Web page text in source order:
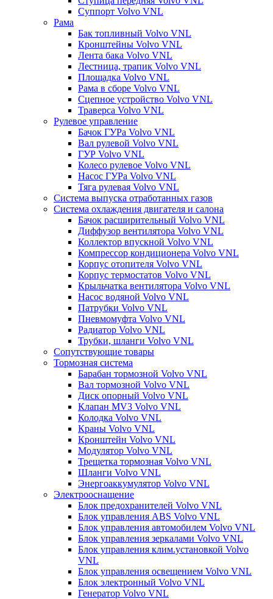
Суппорт Volvo VNL
Рама
Бак топливный Volvo VNL
Кронштейны Volvo VNL
Лента бака Volvo VNL
Лестница, трапик Volvo VNL
Площадка Volvo VNL
Рама в сборе Volvo VNL
Сцепное устройство Volvo VNL
Траверса Volvo VNL
Рулевое управление
Бачок ГУРа Volvo VNL
Вал рулевой Volvo VNL
ГУР Volvo VNL
Колесо рулевое Volvo VNL
Насос ГУРа Volvo VNL
Тяга рулевая Volvo VNL
Система выпуска отработанных газов
Система охлаждения двигателя и салона
Бачок расширительный Volvo VNL
Диффузор вентилятора Volvo VNL
Коллектор впускной Volvo VNL
Компрессор кондиционера Volvo VNL
Корпус отопителя Volvo VNL
Корпус термостатов Volvo VNL
Крыльчатка вентилятора Volvo VNL
Насос водяной Volvo VNL
Патрубки Volvo VNL
Пневмомуфта Volvo VNL
Радиатор Volvo VNL
Трубки, шланги Volvo VNL
Сопутствующие товары
Тормозная система
Барабан тормозной Volvo VNL
Вал тормозной Volvo VNL
Диск опорный Volvo VNL
Клапан MV3 Volvo VNL
Колодка Volvo VNL
Краны Volvo VNL
Кронштейн Volvo VNL
Модулятор Volvo VNL
Трещетка тормозная Volvo VNL
Шланги Volvo VNL
Энергоаккумулятор Volvo VNL
Электрооснащение
Блок предохранителей Volvo VNL
Блок управления ABS Volvo VNL
Блок управления автомобилем Volvo VNL
Блок управления зеркалами Volvo VNL
Блок управления клим.установкой Volvo
VNL
Блок управления освещением Volvo VNL
Блок электронный Volvo VNL
Генератор Volvo VNL